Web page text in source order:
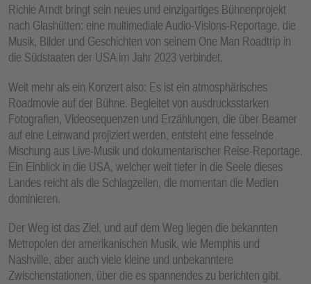
Richie Arndt bringt sein neues und einzigartiges Bühnenprojekt
nach Glashütten: eine multimediale Audio-Visions-Reportage, die
Musik, Bilder und Geschichten von seinem One Man Roadtrip in
die Südstaaten der USA im Jahr 2023 verbindet.
Weit mehr als ein Konzert also: Es ist ein atmosphärisches
Roadmovie auf der Bühne. Begleitet von ausdrucksstarken
Fotografien, Videosequenzen und Erzählungen, die über Beamer
auf eine Leinwand projiziert werden, entsteht eine fesselnde
Mischung aus Live-Musik und dokumentarischer Reise-Reportage.
Ein Einblick in die USA, welcher weit tiefer in die Seele dieses
Landes reicht als die Schlagzeilen, die momentan die Medien
dominieren.
Der Weg ist das Ziel, und auf dem Weg liegen die bekannten
Metropolen der amerikanischen Musik, wie Memphis und
Nashville, aber auch viele kleine und unbekanntere
Zwischenstationen, über die es spannendes zu berichten gibt.